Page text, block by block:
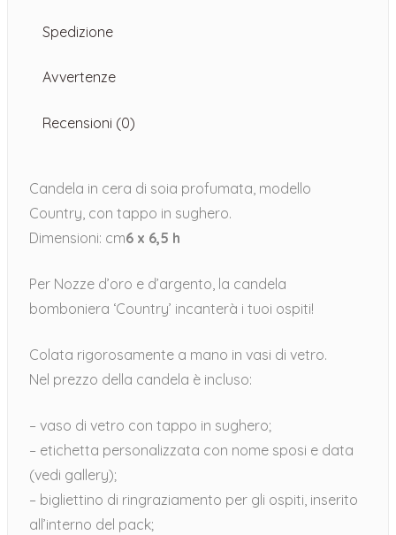
Spedizione
Avvertenze
Recensioni (0)
Candela in cera di soia profumata, modello
Country, con tappo in sughero.
Dimensioni: cm6 x 6,5 h
Per Nozze d’oro e d’argento, la candela
bomboniera ‘Country’ incanterà i tuoi ospiti!
Colata rigorosamente a mano in vasi di vetro.
Nel prezzo della candela è incluso:
– vaso di vetro con tappo in sughero;
– etichetta personalizzata con nome sposi e data
(vedi gallery);
– bigliettino di ringraziamento per gli ospiti, inserito
all’interno del pack;